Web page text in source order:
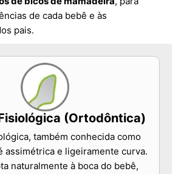
de cada bebê e às
pais.
(Ortodôntica)
também conhecida como
assimétrica e ligeiramente curva.
naturalmente à boca do bebê,